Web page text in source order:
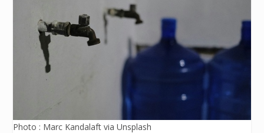
Photo : Marc Kandalaft via Unsplash